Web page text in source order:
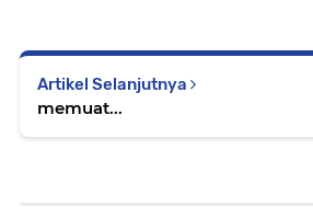
Artikel Selanjutnya
memuat...